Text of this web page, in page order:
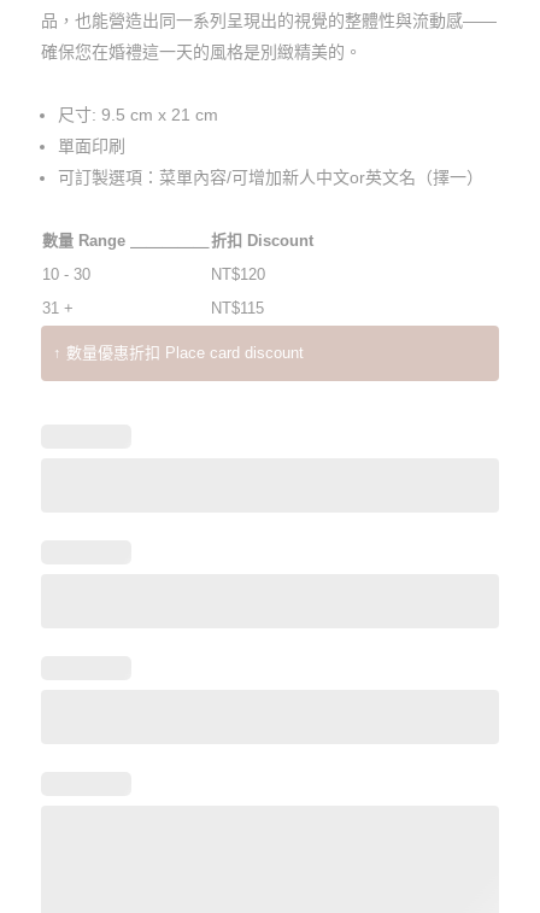
品，也能營造出同一系列呈現出的視覺的整體性與流動感——
確保您在婚禮這一天的風格是別緻精美的。
尺寸: 9.5 cm x 21 cm
單面印刷
可訂製選項：菜單內容/可增加新人中文or英文名（擇一）
數量 Range ＿＿＿＿＿
折扣 Discount
10 - 30
NT$120
31 +
NT$115
↑ 數量優惠折扣 Place card discount